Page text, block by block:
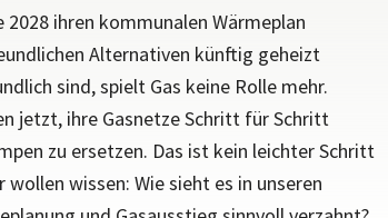
ihren kommunalen Wärmeplan
Alternativen künftig geheizt
sind, spielt Gas keine Rolle mehr.
jetzt, ihre Gasnetze Schritt für Schritt
zu ersetzen. Das ist kein leichter Schritt
wollen wissen: Wie sieht es in unseren